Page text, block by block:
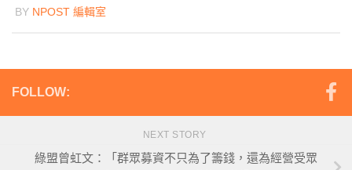
BY NPOST 編輯室
FOLLOW:
NEXT STORY
綠盟曾虹文：「群眾募資不只為了籌錢，還為經營受眾